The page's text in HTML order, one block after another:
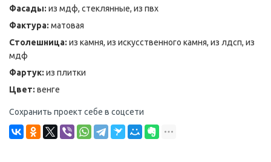
Фасады: из мдф, стеклянные, из пвх
Фактура: матовая
Столешница: из камня, из искусственного камня, из лдсп, из
мдф
Фартук: из плитки
Цвет: венге
Сохранить проект себе в соцсети